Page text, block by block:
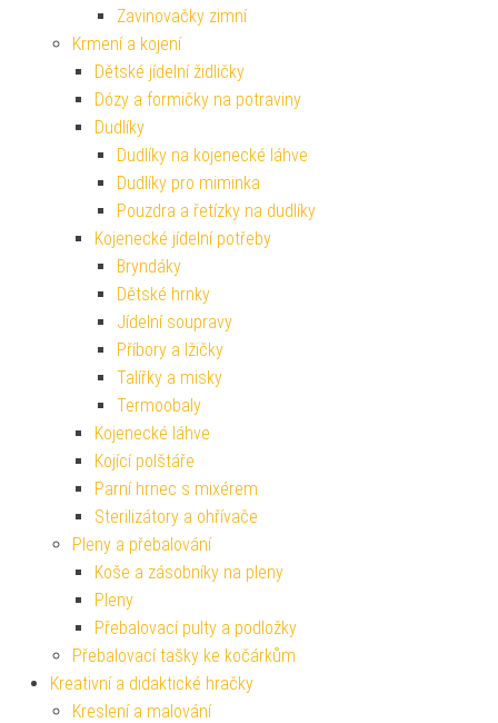
Zavinovačky zimní
Krmení a kojení
Dětské jídelní židličky
Dózy a formičky na potraviny
Dudlíky
Dudlíky na kojenecké láhve
Dudlíky pro miminka
Pouzdra a řetízky na dudlíky
Kojenecké jídelní potřeby
Bryndáky
Dětské hrnky
Jídelní soupravy
Příbory a lžičky
Talířky a misky
Termoobaly
Kojenecké láhve
Kojící polštáře
Parní hrnec s mixérem
Sterilizátory a ohřívače
Pleny a přebalování
Koše a zásobníky na pleny
Pleny
Přebalovací pulty a podložky
Přebalovací tašky ke kočárkům
Kreativní a didaktické hračky
Kreslení a malování